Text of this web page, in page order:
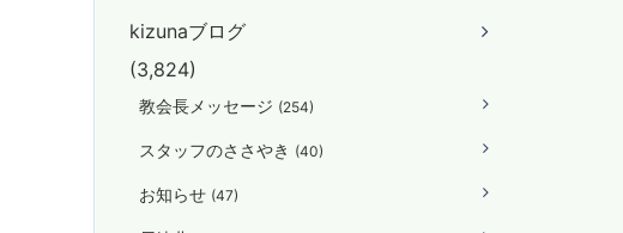
kizunaブログ
(3,824)
教会長メッセージ (254)
スタッフのささやき (40)
お知らせ (47)